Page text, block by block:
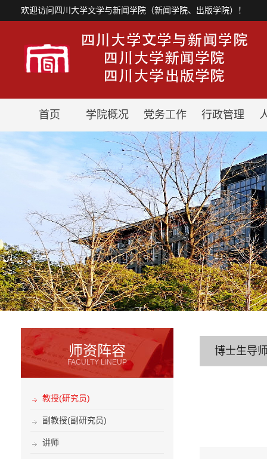
欢迎访问四川大学文学与新闻学院（新闻学院、出版学院）！
首页 学院概况 党务工作 行政管理
师资阵容
FACULTY LINEUP
教授(研究员)
副教授(副研究员)
讲师
博士生导